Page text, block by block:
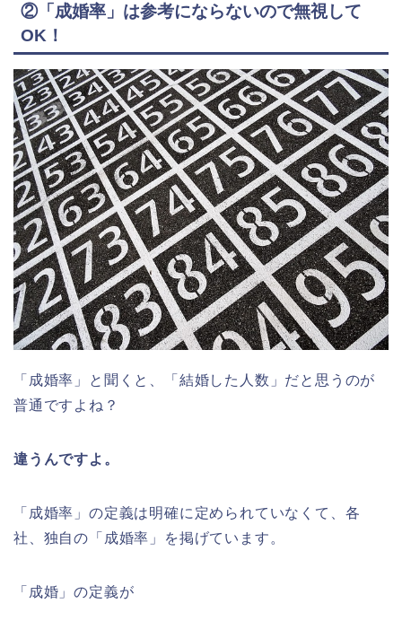
②「成婚率」は参考にならないので無視して
OK！
「成婚率」と聞くと、「結婚した人数」だと思うのが
普通ですよね？
違うんですよ。
「成婚率」の定義は明確に定められていなくて、各
社、独自の「成婚率」を掲げています。
「成婚」の定義が